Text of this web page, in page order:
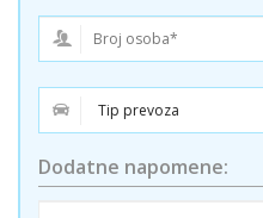
Dodatne napomene: